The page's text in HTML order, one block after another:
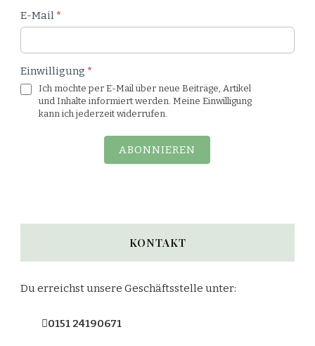
E-Mail *
Einwilligung *
Ich möchte per E-Mail über neue Beiträge, Artikel
und Inhalte informiert werden. Meine Einwilligung
kann ich jederzeit widerrufen.
ABONNIEREN
KONTAKT
Du erreichst unsere Geschäftsstelle unter:
0151 24190671